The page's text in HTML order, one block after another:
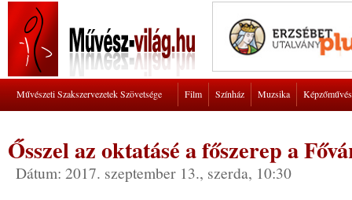
Művészeti Szakszervezetek Szövetsége Film Színház Muzsika
Ősszel az oktatásé a főszerep a
Dátum: 2017. szeptember 13., szerda, 10:30